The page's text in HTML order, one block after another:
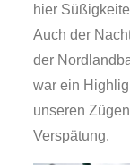
hier
Auch der
der
war ein
unseren
Verspätung.